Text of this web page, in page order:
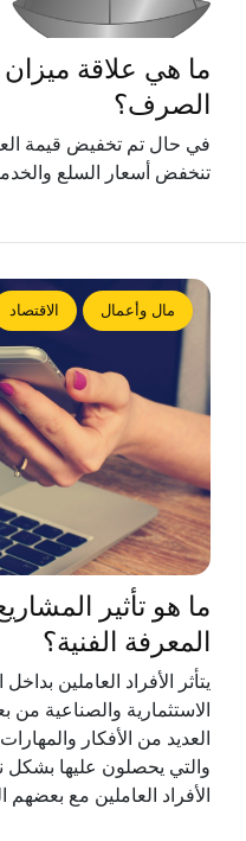
ما هي علاقة
الصرف؟
في حال تم تخفيض قيمة
تنخفض أسعار السلع
مال وأعمال الاقتصاد
ما هو تأثير
المعرفة الفنية؟
يتأثر الأفراد العاملين
الاستثمارية والصناعية
العديد من الأفكار
والتي يحصلون عليها
الأفراد العاملين مع بعضهم